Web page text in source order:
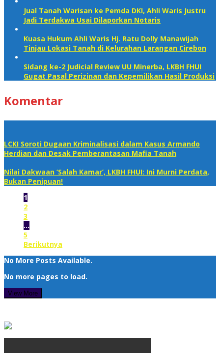
Jual Tanah Warisan ke Pemda DKI, Ahli Waris Justru
Jadi Terdakwa Usai Dilaporkan Notaris
Kuasa Hukum Ahli Waris Hj. Ratu Dolly Manawijah
Tinjau Lokasi Tanah di Kelurahan Larangan Cirebon
Sidang ke-2 Judicial Review UU Minerba, LKBH FHUI
Gugat Pasal Perizinan dan Kepemilikan Hasil Produksi
Komentar
LCKI Soroti Dugaan Kriminalisasi dalam Kasus Armando
Herdian dan Desak Pemberantasan Mafia Tanah
Nilai Dakwaan ‘Salah Kamar’, LKBH FHUI: Ini Murni Perdata,
Bukan Penipuan!‎
1
2
3
…
5
Berikutnya
No More Posts Available.
No more pages to load.
View More